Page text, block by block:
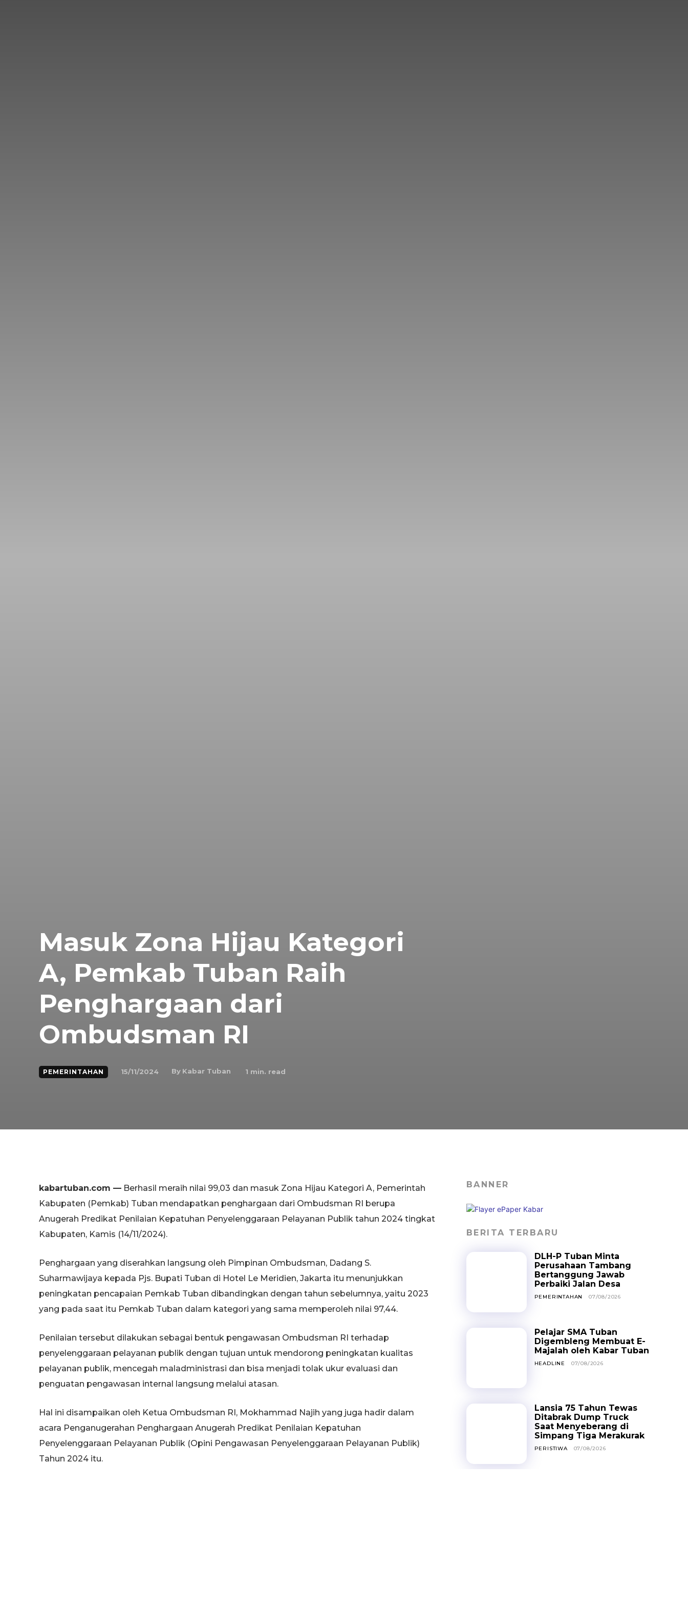
Masuk Zona Hijau Kategori
A, Pemkab Tuban Raih
Penghargaan dari
Ombudsman RI
PEMERINTAHAN 15/11/2024 By Kabar Tuban 1 min. read
kabartuban.com — Berhasil meraih nilai 99,03 dan masuk Zona Hijau Kategori A, Pemerintah
Kabupaten (Pemkab) Tuban mendapatkan penghargaan dari Ombudsman RI berupa
Anugerah Predikat Penilaian Kepatuhan Penyelenggaraan Pelayanan Publik tahun 2024 tingkat
Kabupaten, Kamis (14/11/2024).
Penghargaan yang diserahkan langsung oleh Pimpinan Ombudsman, Dadang S.
Suharmawijaya kepada Pjs. Bupati Tuban di Hotel Le Meridien, Jakarta itu menunjukkan
peningkatan pencapaian Pemkab Tuban dibandingkan dengan tahun sebelumnya, yaitu 2023
yang pada saat itu Pemkab Tuban dalam kategori yang sama memperoleh nilai 97,44.
Penilaian tersebut dilakukan sebagai bentuk pengawasan Ombudsman RI terhadap
penyelenggaraan pelayanan publik dengan tujuan untuk mendorong peningkatan kualitas
pelayanan publik, mencegah maladministrasi dan bisa menjadi tolak ukur evaluasi dan
penguatan pengawasan internal langsung melalui atasan.
Hal ini disampaikan oleh Ketua Ombudsman RI, Mokhammad Najih yang juga hadir dalam
acara Penganugerahan Penghargaan Anugerah Predikat Penilaian Kepatuhan
Penyelenggaraan Pelayanan Publik (Opini Pengawasan Penyelenggaraan Pelayanan Publik)
Tahun 2024 itu.
BANNER
BERITA TERBARU
DLH-P Tuban Minta
Perusahaan Tambang
Bertanggung Jawab
Perbaiki Jalan Desa
PEMERINTAHAN 07/08/2026
Pelajar SMA Tuban
Digembleng Membuat E-
Majalah oleh Kabar Tuban
HEADLINE 07/08/2026
Lansia 75 Tahun Tewas
Ditabrak Dump Truck
Saat Menyeberang di
Simpang Tiga Merakurak
PERISTIWA 07/08/2026